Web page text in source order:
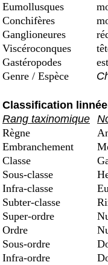
Eumollusques
Conchifères
Ganglioneures
Viscéroconques
Gastéropodes
Genre / Espèce
Classification
Rang taxinomique
Règne
Embranchement
Classe
Sous-classe
Infra-classe
Subter-classe
Super-ordre
Ordre
Sous-ordre
Infra-ordre